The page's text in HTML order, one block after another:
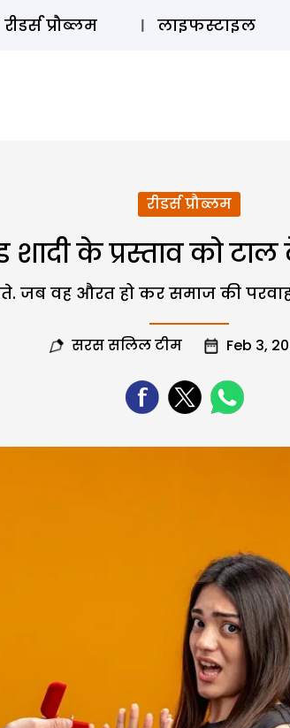
रीडर्स प्रौब्लम लाइफस्टाइल
रीडर्स प्रौब्लम
शादी के प्रस्ताव को
जब वह औरत हो कर समाज की
सरस सलिल टीम Feb 3,